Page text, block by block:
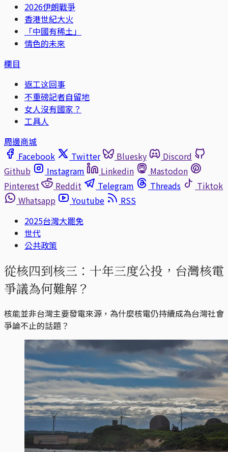
2026伊朗戰爭
香港世紀大火
「中國有稀土」
情色的未來
欄目
返工这回事
不重磅記者自留地
女人沒有國家？
工具人
周邊商城
Facebook
Twitter Bluesky
Discord
Github
Instagram Linkedin
Mastodon
Pinterest
Reddit Telegram Threads
Tiktok
Whatsapp
Youtube
RSS
2025台灣大罷免
世代
公共政策
從核四到核三：十年三度公投，台灣核電
爭議為何難解？
核能並非台灣主要發電來源，為什麼核電仍持續成為台灣社會
爭論不止的話題？